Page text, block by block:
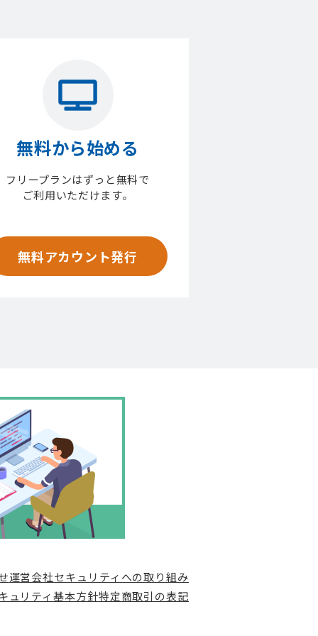
無料から始める
フリープランはずっと無料で
ご利用いただけます。
無料アカウント発行
運営会社セキュリティへの取り組み
ュリティ基本方針特定商取引の表記